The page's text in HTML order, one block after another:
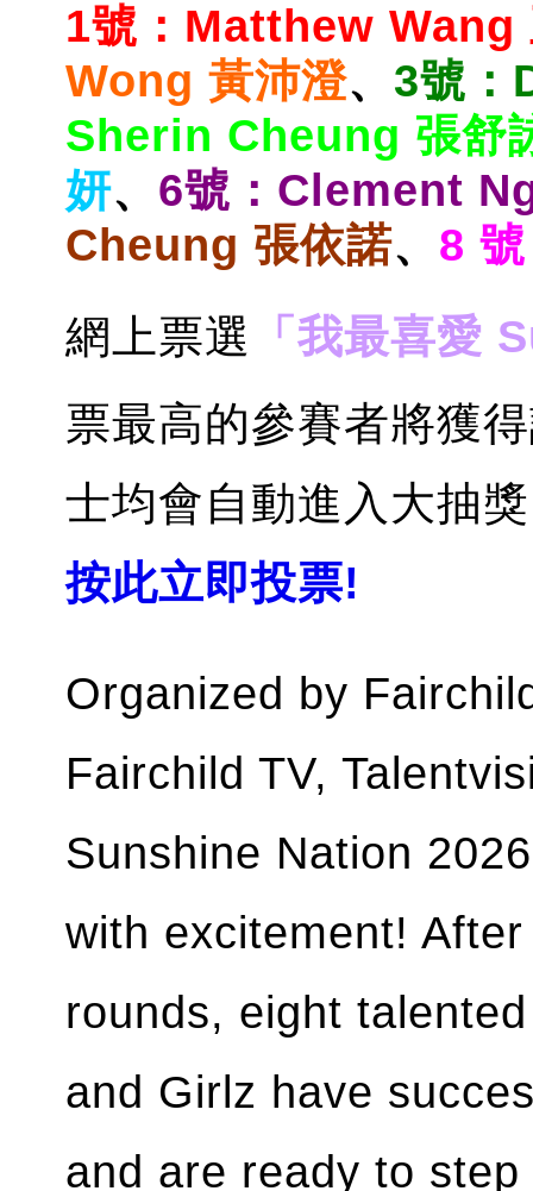
1號：Matthew Wang
Wong 黃沛澄、 3號：
Sherin Cheung 張舒
妍、 6號：Clement
Cheung 張依諾、 8
網上票選
「我最喜愛
票最高的參賽者將獲
士均會自動進入大抽
按此立即投票!
Organized by
Fairchild TV,
Sunshine Nation
with excitement!
rounds, eight
and Girlz have
and are ready to